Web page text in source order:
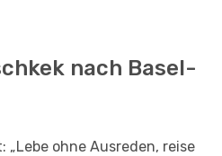
nach Basel-
ohne Ausreden, reise